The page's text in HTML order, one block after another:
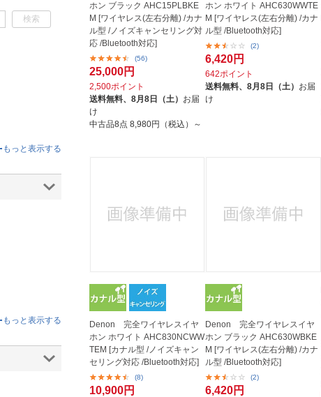
ホン ブラック AHC15PLBKE
M [ワイヤレス(左右分離) /カナ
ル型 /ノイズキャンセリング対
応 /Bluetooth対応]
(56)
25,000円
2,500ポイント
送料無料、 8月8日（土） お届
け
中古品8点 8,980円（税込）～
ホン ホワイト AHC630WWTE
M [ワイヤレス(左右分離) /カナ
ル型 /Bluetooth対応]
(2)
6,420円
642ポイント
送料無料、8月8日（土） お届
け
Denon 完全ワイヤレスイヤ
ホン ホワイト AHC830NCWW
TEM [カナル型 /ノイズキャン
セリング対応 /Bluetooth対応]
(8)
10,900円
Denon 完全ワイヤレスイヤ
ホン ブラック AHC630WBKE
M [ワイヤレス(左右分離) /カナ
ル型 /Bluetooth対応]
(2)
6,420円
もっと表示する
もっと表示する